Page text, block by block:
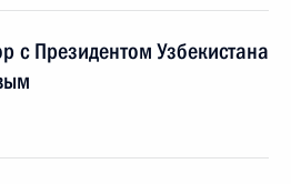
с Президентом Узбекистана